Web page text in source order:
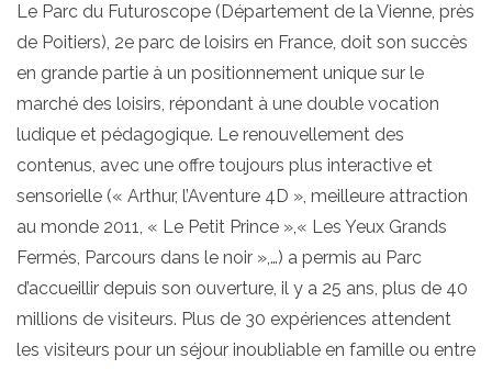
Le Parc du Futuroscope (Département de la Vienne, près
de Poitiers), 2e parc de loisirs en France, doit son succès
en grande partie à un positionnement unique sur le
marché des loisirs, répondant à une double vocation
ludique et pédagogique. Le renouvellement des
contenus, avec une offre toujours plus interactive et
sensorielle (« Arthur, l’Aventure 4D », meilleure attraction
au monde 2011, « Le Petit Prince »,« Les Yeux Grands
Fermés, Parcours dans le noir »,…) a permis au Parc
d’accueillir depuis son ouverture, il y a 25 ans, plus de 40
millions de visiteurs. Plus de 30 expériences attendent
les visiteurs pour un séjour inoubliable en famille ou entre